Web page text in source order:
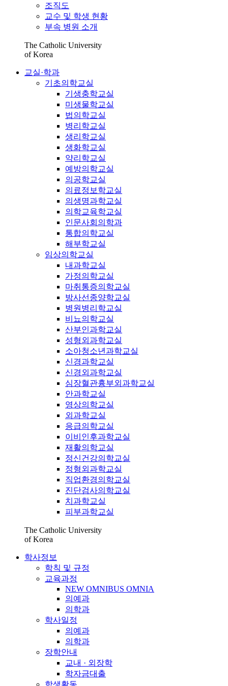
조직도
교수 및 학생 현황
부속 병원 소개
The Catholic University
of Korea
교실·학과
기초의학교실
기생충학교실
미생물학교실
법의학교실
병리학교실
생리학교실
생화학교실
약리학교실
예방의학교실
의공학교실
의료정보학교실
의생명과학교실
의학교육학교실
인문사회의학과
통합의학교실
해부학교실
임상의학교실
내과학교실
가정의학교실
마취통증의학교실
방사선종양학교실
병원병리학교실
비뇨의학교실
산부인과학교실
성형외과학교실
소아청소년과학교실
신경과학교실
신경외과학교실
심장혈관흉부외과학교실
안과학교실
영상의학교실
외과학교실
응급의학교실
이비인후과학교실
재활의학교실
정신건강의학교실
정형외과학교실
직업환경의학교실
진단검사의학교실
치과학교실
피부과학교실
The Catholic University
of Korea
학사정보
학칙 및 규정
교육과정
NEW OMNIBUS OMNIA
의예과
의학과
학사일정
의예과
의학과
장학안내
교내 · 외장학
학자금대출
학생활동